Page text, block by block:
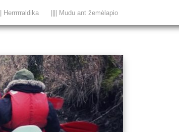
||| Herrrrraldika |||| Mudu ant žemėlapio